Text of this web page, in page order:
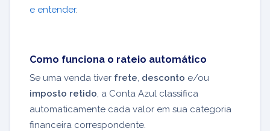
e entender.
Como funciona o rateio automático
Se uma venda tiver frete desconto e/ou
imposto retido , a Conta Azul classifica
automaticamente cada valor em sua categoria
financeira correspondente.